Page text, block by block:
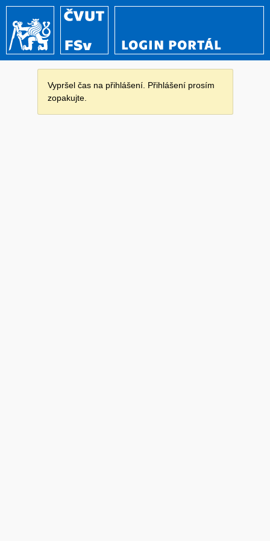
LOGIN PORTÁL
Vypršel čas na přihlášení. Přihlášení prosím
zopakujte.